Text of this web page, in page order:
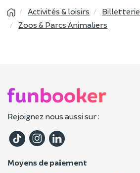
Activités & loisirs
Billetterie
Zoos & Parcs Animaliers
Rejoignez nous aussi sur :
Moyens de paiement